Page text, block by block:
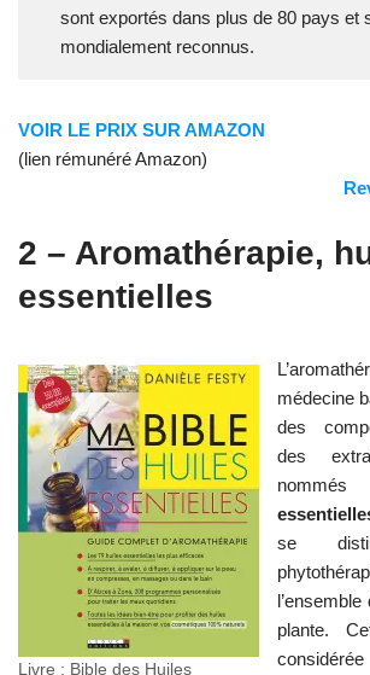
sont exportés dans plus de 80 pays et
mondialement reconnus.
VOIR LE PRIX SUR AMAZON
(lien rémunéré Amazon)
2 – Aromathérapie,
essentielles
Livre : Bible des Huiles
médecine
des
des
se
l’ensemble
plante.